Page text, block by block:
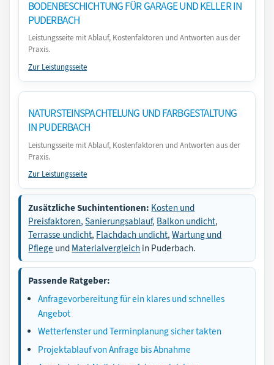
BODENBESCHICHTUNG FÜR GARAGE UND KELLER IN
PUDERBACH
Leistungsseite mit Ablauf, Kostenfaktoren und Antworten aus der
Praxis.
Zur Leistungsseite
NATURSTEINSPACHTELUNG UND FARBGESTALTUNG
IN PUDERBACH
Leistungsseite mit Ablauf, Kostenfaktoren und Antworten aus der
Praxis.
Zur Leistungsseite
Zusätzliche Suchintentionen: Kosten und
Preisfaktoren,Sanierungsablauf, Balkon undicht,
Terrasse undicht, Flachdach undicht,Wartung und
Pflege und Materialvergleich in Puderbach.
Passende Ratgeber:
Anfragevorbereitung für ein klares und schnelles
Angebot
Wetterfenster und Terminplanung sicher takten
Projektablauf von Anfrage bis Abnahme